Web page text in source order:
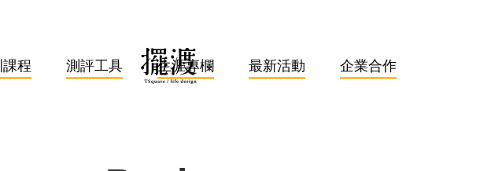
程 測評工具 生涯專欄 最新活動 企業合作